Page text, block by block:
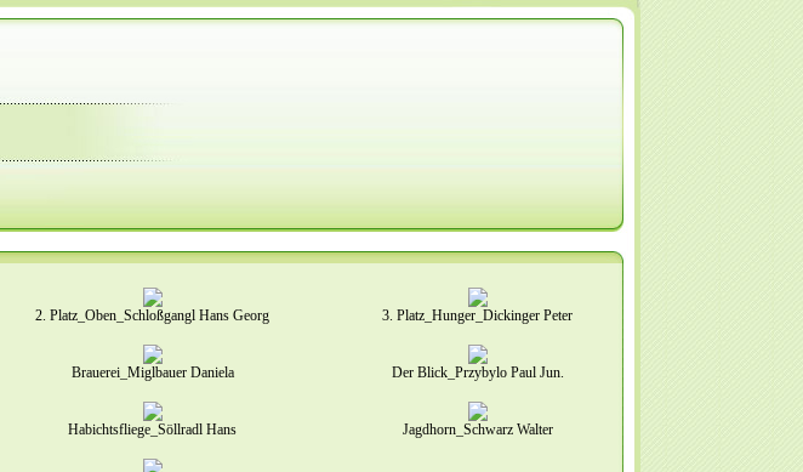
2. Platz_Oben_Schloßgangl Hans Georg 3. Platz_Hunger_Dickinger Peter
Brauerei_Miglbauer Daniela Der Blick_Przybylo Paul Jun.
Habichtsfliege_Söllradl Hans Jagdhorn_Schwarz Walter